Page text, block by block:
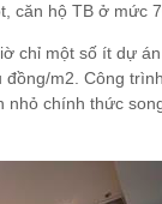
căn hộ TB ở mức
chỉ một số ít dự
m2. Công
chính thức